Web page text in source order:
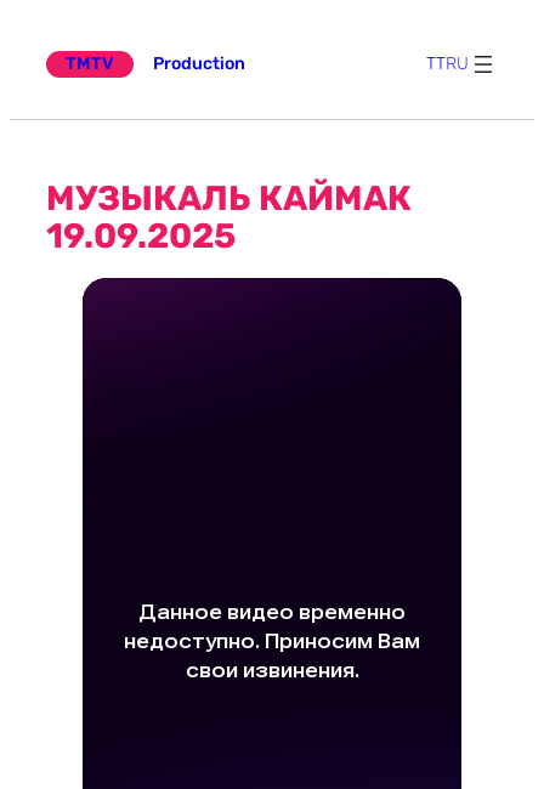
TMTV
Production TTRU
МУЗЫКАЛЬ КАЙМАК
19.09.2025